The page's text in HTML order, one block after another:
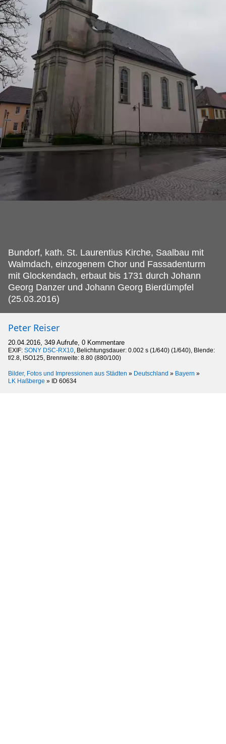
Bundorf, kath. St. Laurentius Kirche, Saalbau mit
Walmdach, einzogenem Chor und Fassadenturm
mit Glockendach, erbaut bis 1731 durch Johann
Georg Danzer und Johann Georg Bierdümpfel
(25.03.2016)
Peter Reiser
20.04.2016, 349 Aufrufe, 0 Kommentare
EXIF: SONY DSC-RX10 , Belichtungsdauer: 0.002 s (1/640) (1/640), Blende:
f/2.8, ISO125, Brennweite: 8.80 (880/100)
Bilder, Fotos und Impressionen aus Städten » Deutschland » Bayern »
LK Haßberge » ID 60634